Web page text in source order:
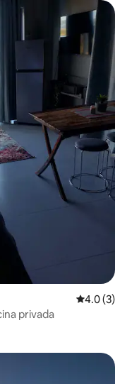
4.0 (3)
privada